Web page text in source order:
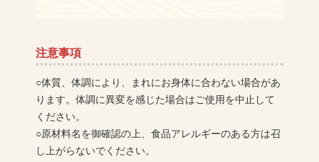
注意事項
○体質、体調により、まれにお身体に合わない場合があ
ります。体調に異変を感じた場合はご使用を中止して
ください。
○原材料名を御確認の上、食品アレルギーのある方は召
し上がらないでください。